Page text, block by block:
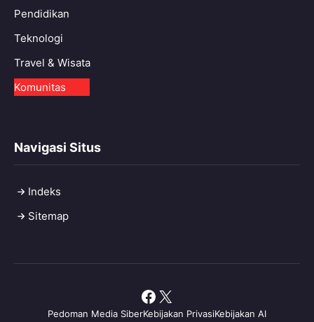
Pendidikan
Teknologi
Travel & Wisata
Komunitas
Navigasi Situs
Indeks
Sitemap
Pedoman Media SiberKebijakan PrivasiKebijakan AI
Facebook
X